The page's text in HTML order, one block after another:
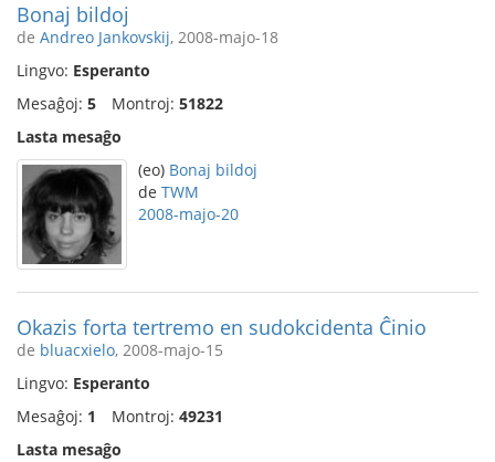
Bonaj bildoj
de Andreo Jankovskij, 2008-majo-18
Lingvo: Esperanto
Mesaĝoj: 5 Montroj: 51822
Lasta mesaĝo
(eo) Bonaj bildoj
de TWM
2008-majo-20
Okazis forta tertremo en sudokcidenta Ĉinio
de bluacxielo, 2008-majo-15
Lingvo: Esperanto
Mesaĝoj: 1 Montroj: 49231
Lasta mesaĝo